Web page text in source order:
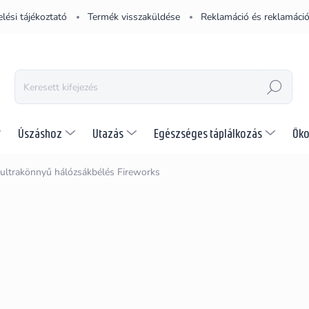
tájékoztató Termék visszaküldése Reklamáció és
KERESÉS
Úszáshoz Utazás Egészséges táplálkozás
hálózsákbélés Fireworks